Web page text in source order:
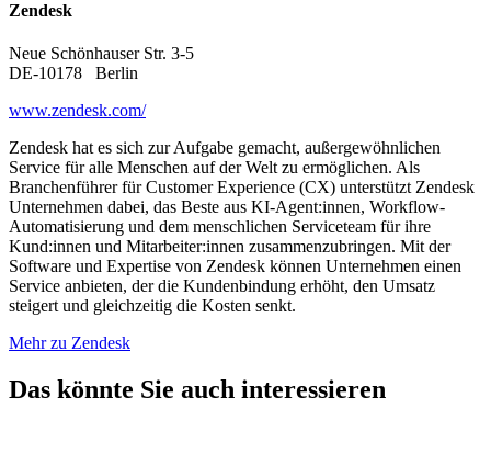
Zendesk
Neue Schönhauser Str. 3-5
DE-10178
Berlin
www.zendesk.com/
Zendesk hat es sich zur Aufgabe gemacht, außergewöhnlichen
Service für alle Menschen auf der Welt zu ermöglichen. Als
Branchenführer für Customer Experience (CX) unterstützt Zendesk
Unternehmen dabei, das Beste aus KI-Agent:innen, Workflow-
Automatisierung und dem menschlichen Serviceteam für ihre
Kund:innen und Mitarbeiter:innen zusammenzubringen. Mit der
Software und Expertise von Zendesk können Unternehmen einen
Service anbieten, der die Kundenbindung erhöht, den Umsatz
steigert und gleichzeitig die Kosten senkt.
Mehr zu Zendesk
Das könnte Sie auch interessieren